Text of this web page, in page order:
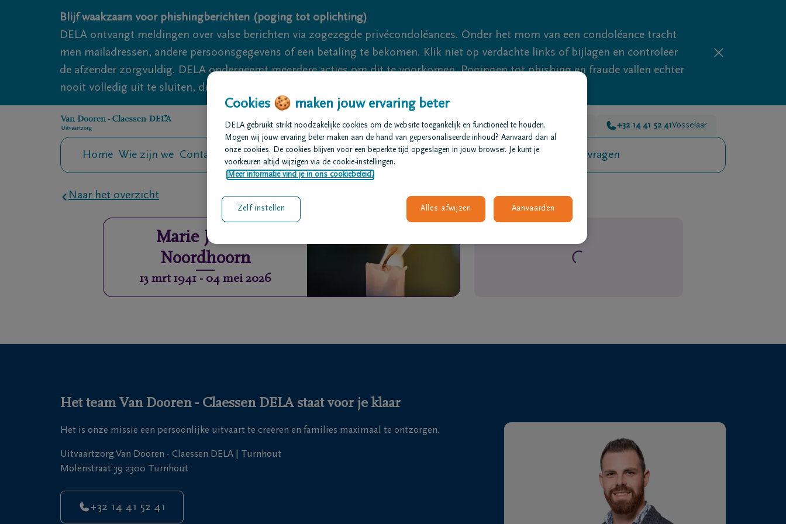
Overslaan en naar inhoud gaan
Blijf waakzaam voor phishingberichten (poging tot oplichting)
DELA ontvangt meldingen over valse berichten via zogezegde privécondoléances. Onder het mom van een condoléance tracht
men mailadressen, andere persoonsgegevens of een betaling te bekomen. Klik niet op verdachte links of bijlagen en controleer
de afzender zorgvuldig. DELA onderneemt meerdere acties om dit te voorkomen. Pogingen tot phishing en fraude vallen echter
nooit volledig uit te sluiten, dus blijf waakzaam.
We zijn er voor je 24u/24 +32 14 41 52 41 +32 14 41 52 41Vosselaar
Home Wie zijn we Contact Uitvaart regelen Overlijdensberichten Ons uitvaartcentrum Veelgestelde vragen
Naar het overzicht
Marie Jeanne
Noordhoorn
13 mrt 1941 - 04 mei 2026
Het team Van Dooren - Claessen DELA staat voor je klaar
Het is onze missie een persoonlijke uitvaart te creëren en families maximaal te ontzorgen.
Uitvaartzorg Van Dooren - Claessen DELA | Turnhout
Molenstraat 39 2300 Turnhout
+32 14 41 52 41
Cookies 🍪 maken jouw ervaring beter
DELA gebruikt strikt noodzakelijke cookies om de website toegankelijk en functioneel te houden.
Mogen wij jouw ervaring beter maken aan de hand van gepersonaliseerde inhoud? Aanvaard dan al
onze cookies. De cookies blijven voor een beperkte tijd opgeslagen in jouw browser. Je kunt je
voorkeuren altijd wijzigen via de cookie-instellingen.
Meer informatie vind je in ons cookiebeleid.
Alles afwijzen Aanvaarden
Zelf instellen